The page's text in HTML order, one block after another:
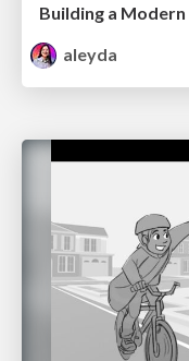
aleyda